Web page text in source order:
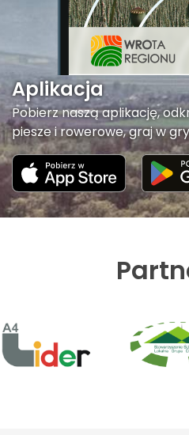
Aplikacja
Pobierz naszą aplikację,
piesze i rowerowe, graj w